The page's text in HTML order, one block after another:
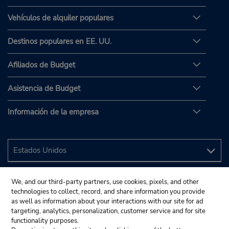
Vehículos de alquiler populares
Destinos populares en EE. UU.
Afiliados de Budget
Asistencia de Budget
Información de la empresa
We, and our third-party partners, use cookies, pixels, and other
technologies to collect, record, and share information you provide
as well as information about your interactions with our site for ad
targeting, analytics, personalization, customer service and for site
functionality purposes.